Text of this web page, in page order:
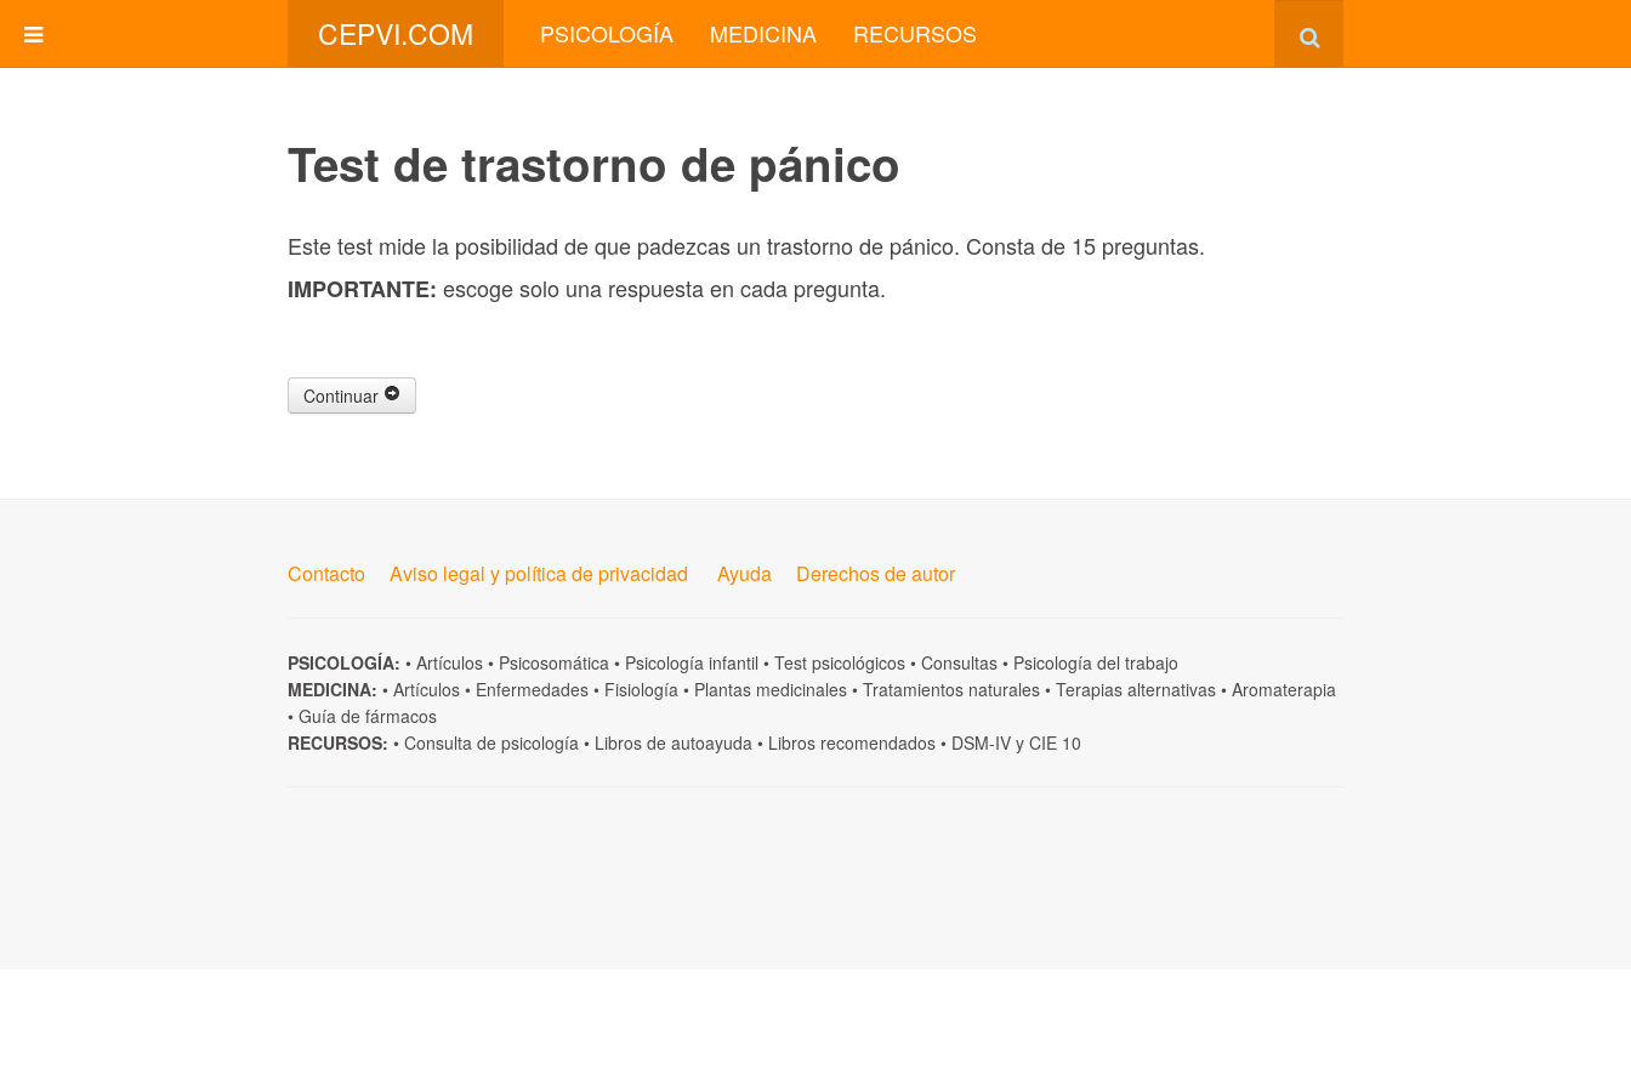
CEPVI.COM PSICOLOGÍA MEDICINA RECURSOS
Test de trastorno de pánico
Este test mide la posibilidad de que padezcas un trastorno de pánico. Consta de 15 preguntas.
IMPORTANTE: escoge solo una respuesta en cada pregunta.
Continuar
Contacto Aviso legal y política de privacidad Ayuda Derechos de autor
PSICOLOGÍA: • Artículos • Psicosomática • Psicología infantil • Test psicológicos • Consultas • Psicología del trabajo
MEDICINA: • Artículos • Enfermedades • Fisiología • Plantas medicinales • Tratamientos naturales • Terapias alternativas • Aromaterapia
• Guía de fármacos
RECURSOS: • Consulta de psicología • Libros de autoayuda • Libros recomendados • DSM-IV y CIE 10